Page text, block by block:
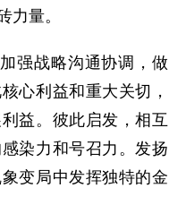
力量。
强战略沟通协调，做
心利益和重大关切，
益。彼此启发，相互
染力和号召力。发扬
变局中发挥独特的金